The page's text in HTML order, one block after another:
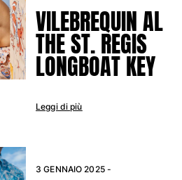
Pareo
spiaggia
VILEBREQUIN AL
THE ST. REGIS
LONGBOAT KEY
Leggi di più
3 GENNAIO 2025 -